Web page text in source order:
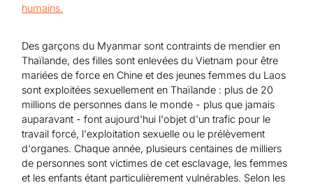
Des garçons du Myanmar sont contraints de mendier en
Thaïlande, des filles sont enlevées du Vietnam pour être
mariées de force en Chine et des jeunes femmes du Laos
sont exploitées sexuellement en Thaïlande : plus de 20
millions de personnes dans le monde - plus que jamais
auparavant - font aujourd'hui l'objet d'un trafic pour le
travail forcé, l'exploitation sexuelle ou le prélèvement
d'organes. Chaque année, plusieurs centaines de milliers
de personnes sont victimes de cet esclavage, les femmes
et les enfants étant particulièrement vulnérables. Selon les